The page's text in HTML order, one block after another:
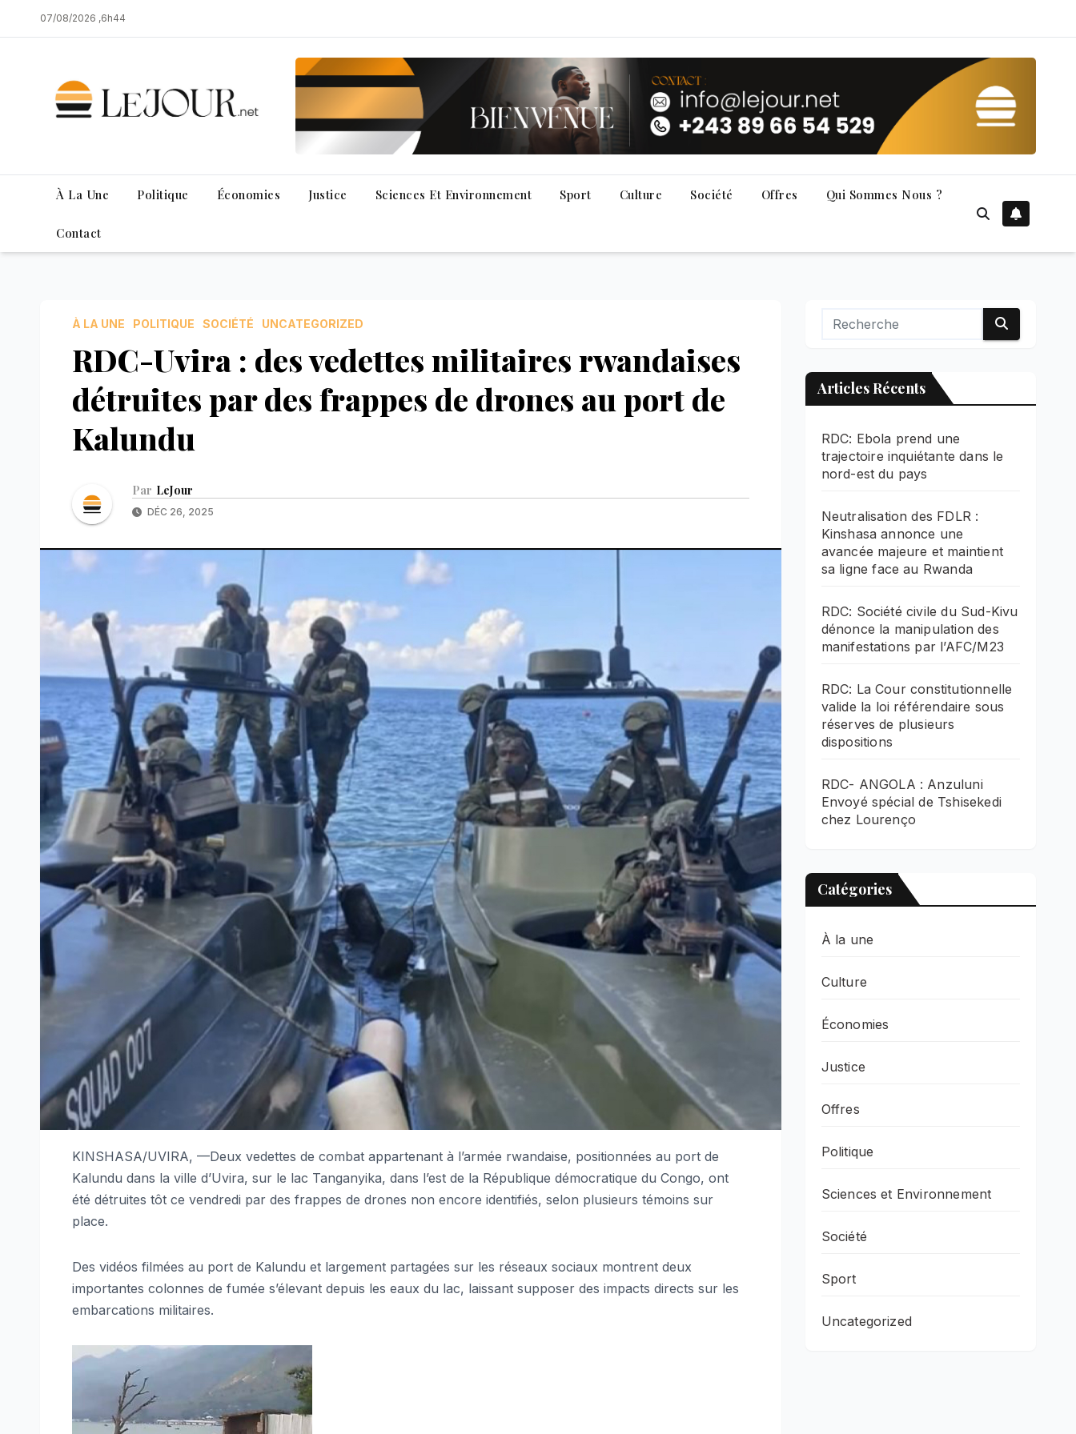
to
07/08/2026 ,6h44
À La Une Politique Économies Justice Sciences Et Environnement Sport Culture Société Offres Qui Sommes Nous ?
Contact
À LA UNE POLITIQUE SOCIÉTÉ UNCATEGORIZED
RDC-Uvira : des vedettes militaires rwandaises
détruites par des frappes de drones au port de
Kalundu
Par LeJour
DÉC 26, 2025
KINSHASA/UVIRA, —Deux vedettes de combat appartenant à l’armée rwandaise, positionnées au port de
Kalundu dans la ville d’Uvira, sur le lac Tanganyika, dans l’est de la République démocratique du Congo, ont
été détruites tôt ce vendredi par des frappes de drones non encore identifiés, selon plusieurs témoins sur
place.
Des vidéos filmées au port de Kalundu et largement partagées sur les réseaux sociaux montrent deux
importantes colonnes de fumée s’élevant depuis les eaux du lac, laissant supposer des impacts directs sur les
embarcations militaires.
Articles Récents
RDC: Ebola prend une
trajectoire inquiétante dans le
nord-est du pays
Neutralisation des FDLR :
Kinshasa annonce une
avancée majeure et maintient
sa ligne face au Rwanda
RDC: Société civile du Sud-Kivu
dénonce la manipulation des
manifestations par l’AFC/M23
RDC: La Cour constitutionnelle
valide la loi référendaire sous
réserves de plusieurs
dispositions
RDC- ANGOLA : Anzuluni
Envoyé spécial de Tshisekedi
chez Lourenço
Catégories
À la une
Culture
Économies
Justice
Offres
Politique
Sciences et Environnement
Société
Sport
Uncategorized